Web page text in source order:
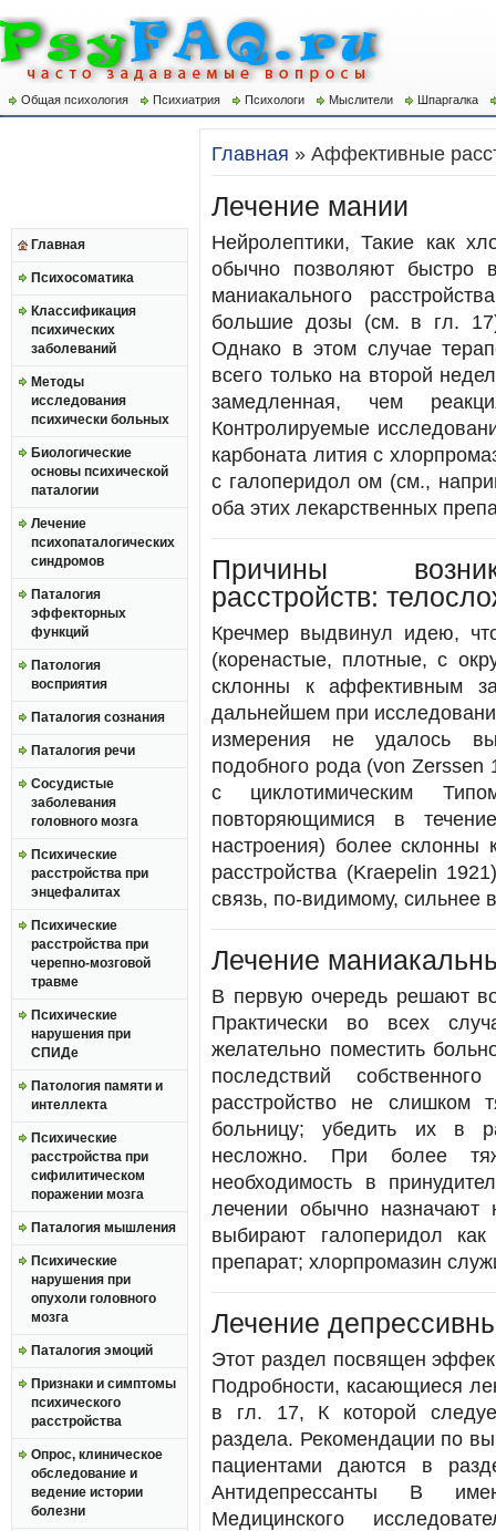
Общая психология Психиатрия Психологи Мыслители Шпаргалка
Главная
Психосоматика
Классификация
психических
заболеваний
Методы
исследования
психически больных
Биологические
основы психической
паталогии
Лечение
психопаталогических
синдромов
Паталогия
эффекторных
функций
Патология
восприятия
Паталогия сознания
Паталогия речи
Сосудистые
заболевания
головного мозга
Психические
расстройства при
энцефалитах
Психические
расстройства при
черепно-мозговой
травме
Психические
нарушения при
СПИДе
Патология памяти и
интеллекта
Психические
расстройства при
сифилитическом
поражении мозга
Паталогия мышления
Психические
нарушения при
опухоли головного
мозга
Паталогия эмоций
Признаки и симптомы
психического
расстройства
Опрос, клиническое
обследование и
ведение истории
болезни
Главная » Аффективные
Лечение мании
Нейролептики, Такие как
обычно позволяют быстро
маниакального
большие дозы (см. в гл.
Однако в этом случае
всего только на второй
замедленная, чем
Контролируемые
карбоната лития с
с галоперидол ом (см.,
оба этих лекарственных
Причины
расстройств:
Кречмер выдвинул идею,
(коренастые, плотные, с
склонны к аффективным
дальнейшем при
измерения не удалось
подобного рода (von
с циклотимическим
повторяющимися в
настроения) более склонны
расстройства (Kraepelin
связь, по-видимому, сильнее
Лечение
В первую очередь решают
Практически во всех
желательно поместить
последствий
расстройство не слишком
больницу; убедить их в
несложно. При более
необходимость в
лечении обычно назначают
выбирают галоперидол
препарат; хлорпромазин
Лечение
Этот раздел посвящен
Подробности, касающиеся
в гл. 17, К которой
раздела. Рекомендации по
пациентами даются в
Антидепрессанты В
Медицинского